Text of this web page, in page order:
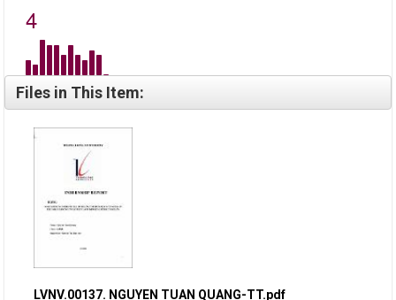
4
Files in This Item:
LVNV.00137. NGUYEN TUAN QUANG-TT.pdf